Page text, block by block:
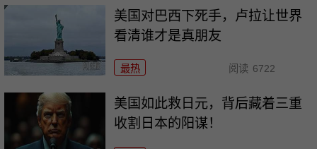
美国对巴西下死手，卢拉让世界
看清谁才是真朋友
最热 阅读 6722
美国如此救日元，背后藏着三重
收割日本的阳谋！